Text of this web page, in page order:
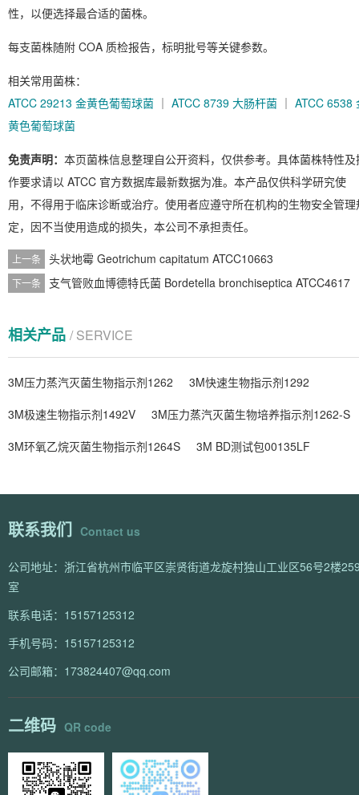
性，以便选择最合适的菌株。
每支菌株随附 COA 质检报告，标明批号等关键参数。
相关常用菌株：
ATCC 29213 金黄色葡萄球菌 ｜ ATCC 8739 大肠杆菌 ｜ ATCC 6538
黄色葡萄球菌
免责声明： 本页菌株信息整理自公开资料，仅供参考。具体菌株特性及
作要求请以 ATCC 官方数据库最新数据为准。本产品仅供科学研究使
用，不得用于临床诊断或治疗。使用者应遵守所在机构的生物安全管理
定，因不当使用造成的损失，本公司不承担责任。
上一条 头状地霉 Geotrichum capitatum ATCC10663
下一条 支气管败血博德特氏菌 Bordetella bronchiseptica ATCC4617
相关产品 / SERVICE
3M压力蒸汽灭菌生物指示剂1262
3M快速生物指示剂1292
3M极速生物指示剂1492V
3M压力蒸汽灭菌生物培养指示剂1262-S
3M环氧乙烷灭菌生物指示剂1264S
3M BD测试包00135LF
联系我们 Contact us
公司地址：浙江省杭州市临平区崇贤街道龙旋村独山工业区56号2楼
室
联系电话：15157125312
手机号码：15157125312
公司邮箱：173824407@qq.com
二维码 QR code